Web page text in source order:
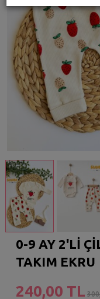
0-9 AY 2'Lİ
TAKIM EKRU
240,00 TL